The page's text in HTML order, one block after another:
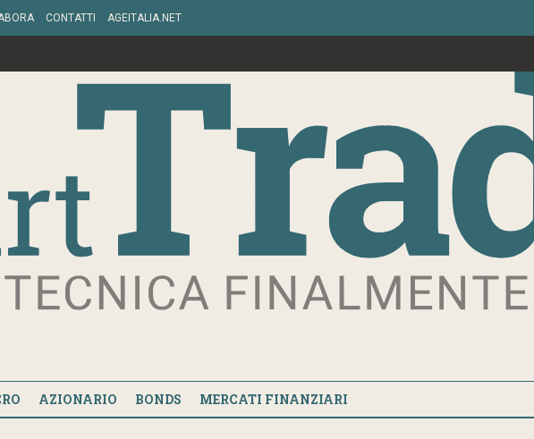
CONTATTI AGEITALIA.NET
AZIONARIO BONDS MERCATI FINANZIARI